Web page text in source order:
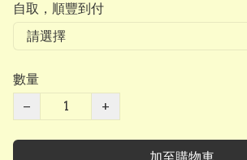
自取，順豐到付
數量
−
+